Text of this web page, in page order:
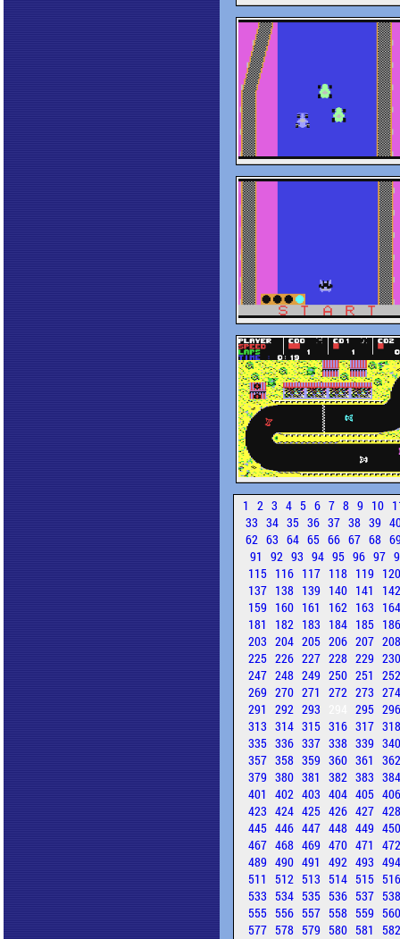
1 2 3 4 5 6 7 8 9 10
33 34 35 36 37 38 39
62 63 64 65 66 67 68
91 92 93 94 95 96 97
115 116 117 118 119
137 138 139 140 141
159 160 161 162 163
181
182 183 184 185
203 204 205 206 207
225 226 227 228 229
247 248 249 250 251
269 270 271 272 273
291 292 293 295
313 314 315 316 317
335 336 337 338 339
357 358 359 360 361
379 380 381 382 383
401 402 403 404 405
423 424 425 426 427
445 446 447 448 449
467 468 469 470 471
489 490 491 492 493
511 512 513 514 515
533 534 535 536 537
555 556 557 558 559
577 578 579 580 581